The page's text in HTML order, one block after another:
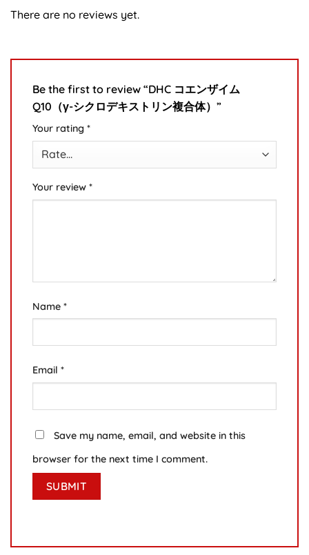
There are no reviews yet.
Be the first to review “DHC コエンザイム
Q10（γ-シクロデキストリン複合体）”
Your rating *
Your review *
Name *
Email *
Save my name, email, and website in this
browser for the next time I comment.